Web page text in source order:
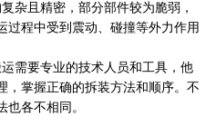
杂且精密，部分部件较为脆弱，
过程中受到震动、碰撞等外力作用
需要专业的技术人员和工具，他
，掌握正确的拆装方法和顺序。不
也各不相同。